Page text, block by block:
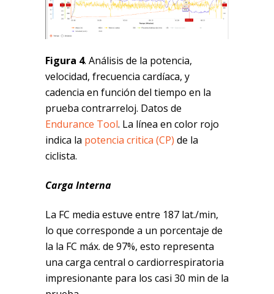
Figura 4. Análisis de la potencia,
velocidad, frecuencia cardíaca, y
cadencia en función del tiempo en la
prueba contrarreloj. Datos de
Endurance Tool. La línea en color rojo
indica la potencia critica (CP) de la
ciclista.
Carga Interna
La FC media estuve entre 187 lat./min,
lo que corresponde a un porcentaje de
la la FC máx. de 97%, esto representa
una carga central o cardiorrespiratoria
impresionante para los casi 30 min de la